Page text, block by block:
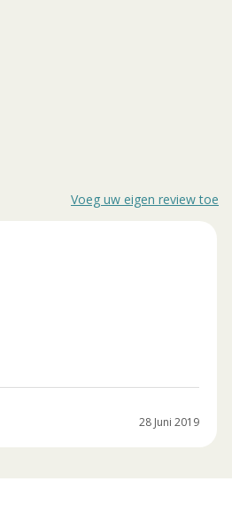
Voeg uw eigen review toe
28 Juni 2019